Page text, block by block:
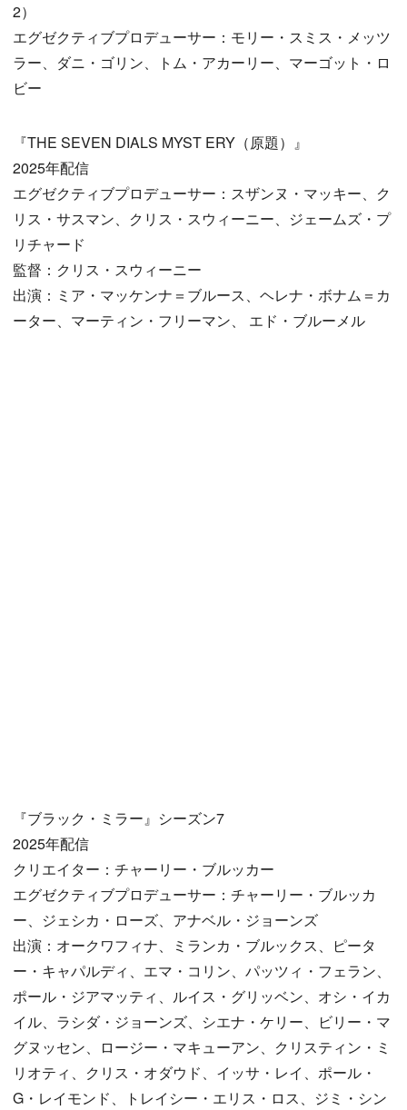
2）
エグゼクティブプロデューサー：モリー・スミス・メッツ
ラー、ダニ・ゴリン、トム・アカーリー、マーゴット・ロ
ビー
『THE SEVEN DIALS MYST ERY（原題）』
2025年配信
エグゼクティブプロデューサー：スザンヌ・マッキー、ク
リス・サスマン、クリス・スウィーニー、ジェームズ・プ
リチャード
監督：クリス・スウィーニー
出演：ミア・マッケンナ＝ブルース、ヘレナ・ボナム＝カ
ーター、マーティン・フリーマン、 エド・ブルーメル
『ブラック・ミラー』シーズン7
2025年配信
クリエイター：チャーリー・ブルッカー
エグゼクティブプロデューサー：チャーリー・ブルッカ
ー、ジェシカ・ローズ、アナベル・ジョーンズ
出演：オークワフィナ、ミランカ・ブルックス、ピータ
ー・キャパルディ、エマ・コリン、パッツィ・フェラン、
ポール・ジアマッティ、ルイス・グリッベン、オシ・イカ
イル、ラシダ・ジョーンズ、シエナ・ケリー、ビリー・マ
グヌッセン、ロージー・マキューアン、クリスティン・ミ
リオティ、クリス・オダウド、イッサ・レイ、ポール・
G・レイモンド、トレイシー・エリス・ロス、ジミ・シン